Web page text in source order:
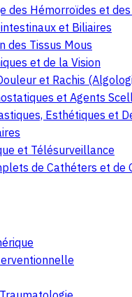
des Hémorroïdes et
et Biliaires
des Tissus Mous
et de la Vision
et Rachis
et Agents
Esthétiques et
et Télésurveillance
de Cathéters et de